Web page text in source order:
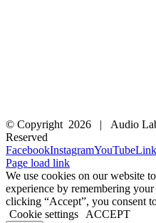
© Copyright 2026 | Audio
Reserved
FacebookInstagramYouTube
Page load link
We use cookies on our website
experience by remembering
clicking “Accept”, you consent
Cookie settings
ACCEPT